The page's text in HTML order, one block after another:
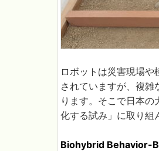
ロボットは災害現場
されていますが、複
ります。そこで日本
化する試み」に取り組
Biohybrid Behavior-